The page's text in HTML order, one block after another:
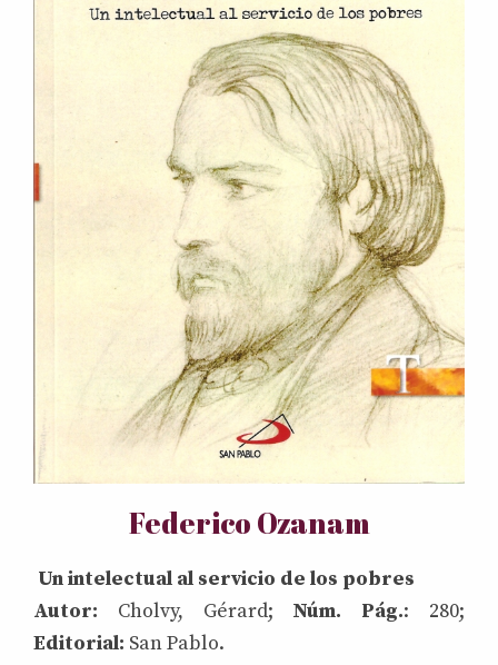
Federico Ozanam
Un intelectual al servicio de los pobres
Autor: Cholvy, Gérard; Núm. Pág.: 280;
Editorial: San Pablo.